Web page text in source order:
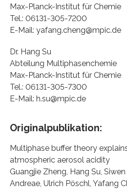
Max-Planck-Institut für Chemie
Tel.: 06131-305-7200
E-Mail: yafang.cheng@mpic.de
Dr. Hang Su
Abteilung Multiphasenchemie
Max-Planck-Institut für Chemie
Tel.: 06131-305-7300
E-Mail: h.su@mpic.de
Originalpublikation:
Multiphase buffer theory
atmospheric aerosol acidity
Guangjie Zheng, Hang Su,
Andreae, Ulrich Pöschl, Yafang